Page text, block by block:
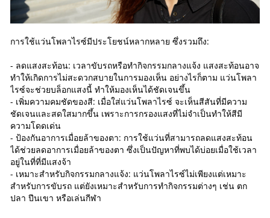
การใช้แว่นโพลาไรซ์มีประโยชน์หลากหลาย ซึ่งรวมถึง:
- ลดแสงสะท้อน: เวลาขับรถหรือทำกิจกรรมกลางแจ้ง แสงสะท้อนอาจ
ทำให้เกิดการไม่สะดวกสบายในการมองเห็น อย่างไรก็ตาม แว่นโพลา
ไรซ์จะช่วยบล็อกแสงนี้ ทำให้มองเห็นได้ชัดเจนขึ้น
- เพิ่มความคมชัดของสี: เมื่อใส่แว่นโพลาไรซ์ จะเห็นสีสันที่มีความ
ชัดเจนและสดใสมากขึ้น เพราะการกรองแสงที่ไม่จำเป็นทำให้สีมี
ความโดดเด่น
- ป้องกันอาการเมื่อยล้าของตา: การใช้แว่นที่สามารถลดแสงสะท้อน
ได้ช่วยลดอาการเมื่อยล้าของตา ซึ่งเป็นปัญหาที่พบได้บ่อยเมื่อใช้เวลา
อยู่ในที่ที่มีแสงจ้า
- เหมาะสำหรับกิจกรรมกลางแจ้ง: แว่นโพลาไรซ์ไม่เพียงแต่เหมาะ
สำหรับการขับรถ แต่ยังเหมาะสำหรับการทำกิจกรรมต่างๆ เช่น ตก
ปลา ปีนเขา หรือเล่นกีฬา